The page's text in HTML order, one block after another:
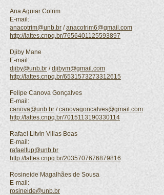
Ana Aguiar Cotrim
E-mail:
anacotrim@unb.br /anacotrim6@gmail.com
http://lattes.cnpq.br/7656401125593897
Djiby Mane
E-mail:
djiby@unb.br /djibym@gmail.com
http://lattes.cnpq.br/6531573273312615
Felipe Canova Gonçalves
E-mail:
canova@unb.br /canovagoncalves@gmail.com
http://lattes.cnpq.br/7015113190330114
Rafael Litvin Villas Boas
E-mail:
rafaelfup@unb.br
http://lattes.cnpq.br/2035707676879816
Rosineide Magalhães de Sousa
E-mail:
rosineide@unb.br